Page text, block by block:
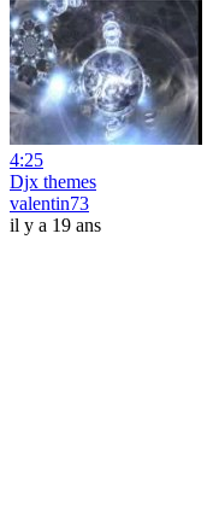
4:25
Djx themes
valentin73
il y a 19 ans